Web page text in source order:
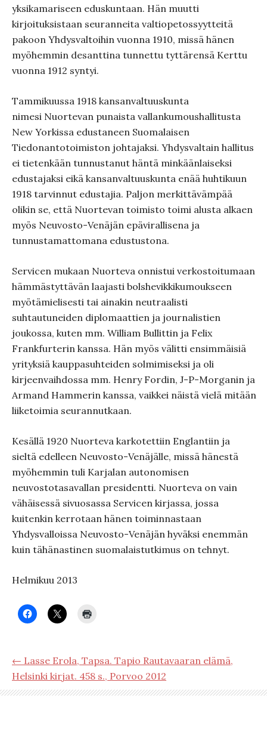
yksikamariseen eduskuntaan. Hän muutti
kirjoituksistaan seuranneita valtiopetossyytteitä
pakoon Yhdysvaltoihin vuonna 1910, missä hänen
myöhemmin desanttina tunnettu tyttärensä Kerttu
vuonna 1912 syntyi.
Tammikuussa 1918 kansanvaltuuskunta
nimesi Nuortevan punaista vallankumoushallitusta
New Yorkissa edustaneen Suomalaisen
Tiedonantotoimiston johtajaksi. Yhdysvaltain hallitus
ei tietenkään tunnustanut häntä minkäänlaiseksi
edustajaksi eikä kansanvaltuuskunta enää huhtikuun
1918 tarvinnut edustajia. Paljon merkittävämpää
olikin se, että Nuortevan toimisto toimi alusta alkaen
myös Neuvosto-Venäjän epävirallisena ja
tunnustamattomana edustustona.
Servicen mukaan Nuorteva onnistui verkostoitumaan
hämmästyttävän laajasti bolshevikkikumoukseen
myötämielisesti tai ainakin neutraalisti
suhtautuneiden diplomaattien ja journalistien
joukossa, kuten mm. William Bullittin ja Felix
Frankfurterin kanssa. Hän myös välitti ensimmäisiä
yrityksiä kauppasuhteiden solmimiseksi ja oli
kirjeenvaihdossa mm. Henry Fordin, J-P-Morganin ja
Armand Hammerin kanssa, vaikkei näistä vielä mitään
liiketoimia seurannutkaan.
Kesällä 1920 Nuorteva karkotettiin Englantiin ja
sieltä edelleen Neuvosto-Venäjälle, missä hänestä
myöhemmin tuli Karjalan autonomisen
neuvostotasavallan presidentti. Nuorteva on vain
vähäisessä sivuosassa Servicen kirjassa, jossa
kuitenkin kerrotaan hänen toiminnastaan
Yhdysvalloissa Neuvosto-Venäjän hyväksi enemmän
kuin tähänastinen suomalaistutkimus on tehnyt.
Helmikuu 2013
← Lasse Erola, Tapsa. Tapio Rautavaaran elämä,
Helsinki kirjat. 458 s., Porvoo 2012